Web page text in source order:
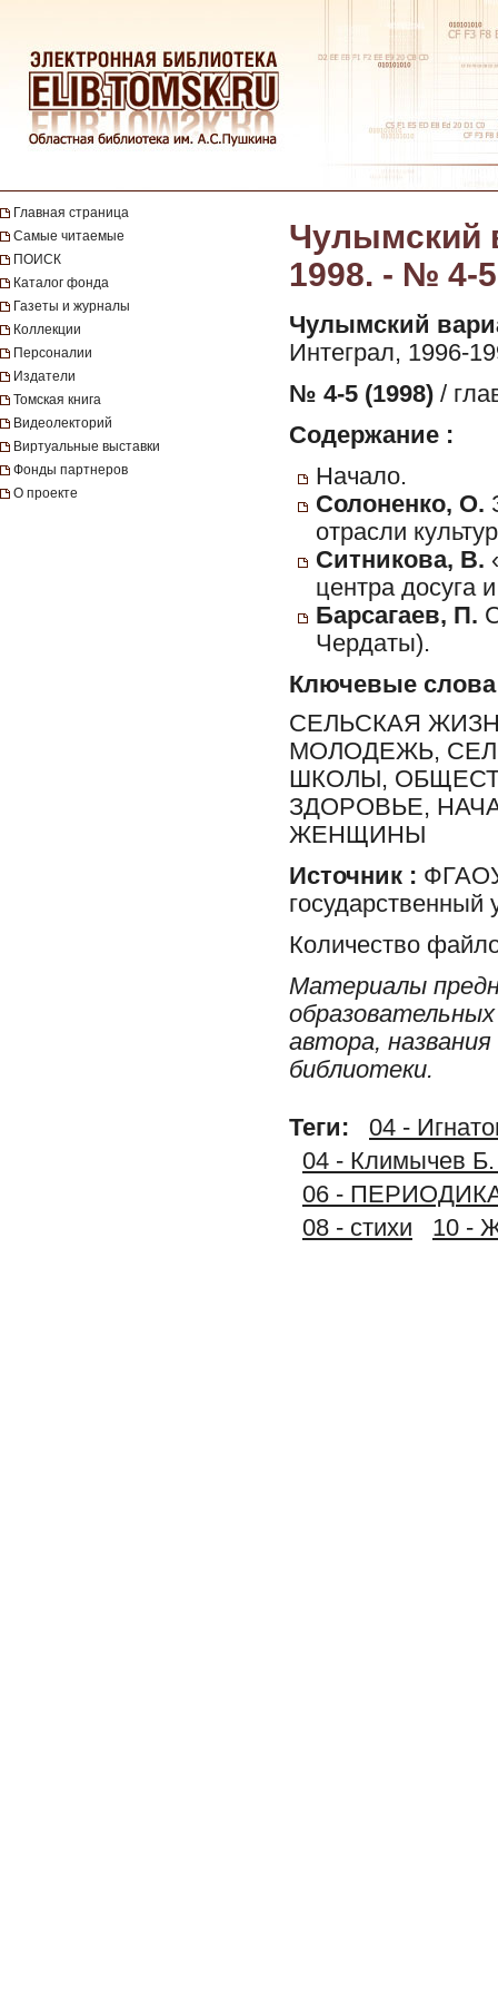
Главная страница
Самые читаемые
ПОИСК
Каталог фонда
Газеты и журналы
Коллекции
Персоналии
Издатели
Томская книга
Видеолекторий
Виртуальные выставки
Фонды партнеров
О проекте
Чулымский
1998. - № 4-5
Чулымский
Интеграл, 1996-
№ 4-5 (1998) /
Содержание :
Начало.
Солоненко, О.
отрасли
Ситникова, В.
центра досуга
Барсагаев, П.
Чердаты).
Ключевые слова
СЕЛЬСКАЯ
МОЛОДЕЖЬ,
ШКОЛЫ,
ЗДОРОВЬЕ,
ЖЕНЩИНЫ
Источник :
государственный
Количество
Материалы
автора,
библиотеки.
Теги:
04 -
04 - Климычев Б.
06 -
08 - стихи
10 -